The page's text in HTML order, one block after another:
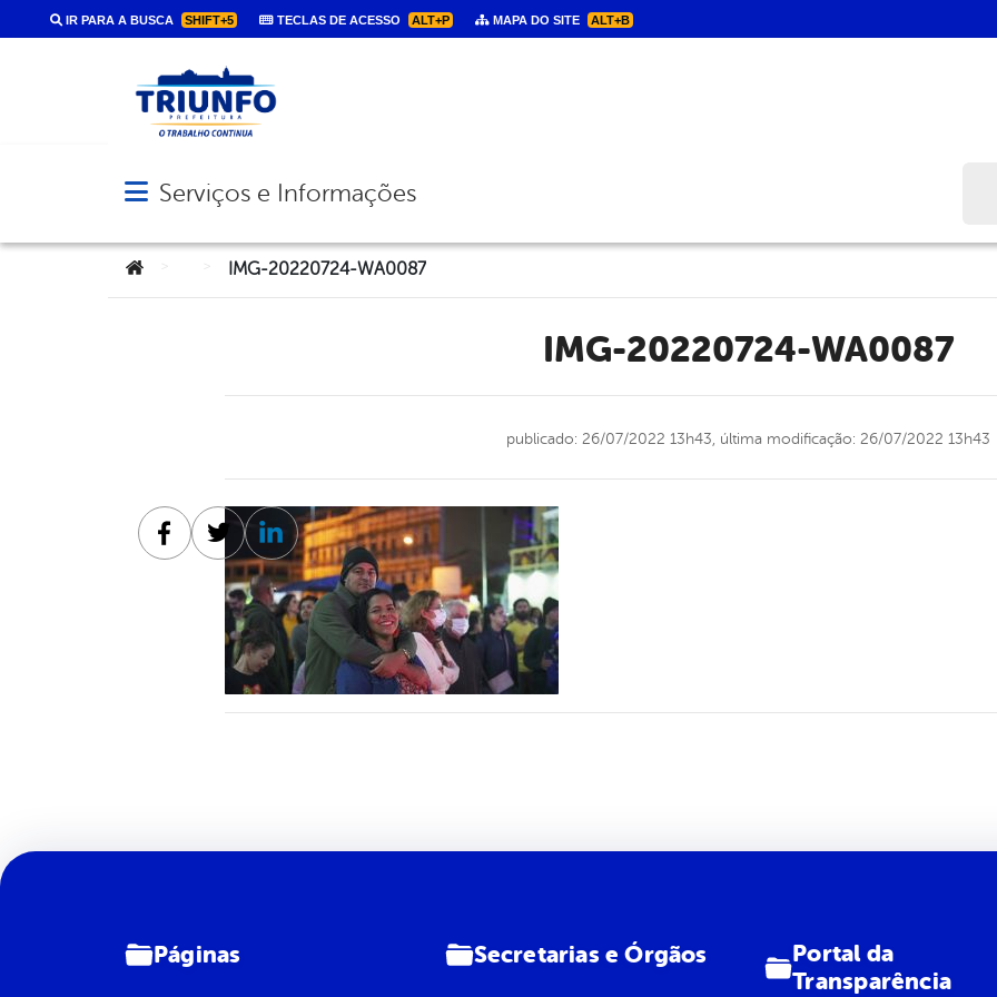
IR PARA A BUSCA SHIFT+5 TECLAS DE ACESSO ALT+P MAPA DO SITE ALT+B
Abrir menu principal de navegação
Serviços e Informações
Você está aqui:IMG-20220724-WA0087
IMG-20220724-WA0087
publicado: 26/07/2022 13h43, última modificação: 26/07/2022 13h43
Facebook
TwitterLinkedin
Páginas Secretarias e Órgãos
Portal da
Transparência